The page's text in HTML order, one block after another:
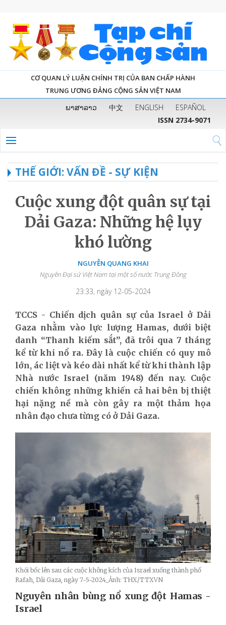
CƠ QUAN LÝ LUẬN CHÍNH TRỊ CỦA BAN CHẤP HÀNH
TRUNG ƯƠNG ĐẢNG CỘNG SẢN VIỆT NAM
ພາສາລາວ 中文 ENGLISH
ESPAÑOL
ISSN 2734-9071
THẾ GIỚI: VẤN ĐỀ - SỰ KIỆN
Cuộc xung đột quân sự tại
Dải Gaza: Những hệ lụy
khó lường
NGUYỄN QUANG KHAI
Nguyên Đại sứ Việt Nam tại một số nước Trung Đông
23:33, ngày 12-05-2024
TCCS - Chiến dịch quân sự của Israel ở Dải
Gaza nhằm vào lực lượng Hamas, dưới biệt
danh “Thanh kiếm sắt”, đã trôi qua 7 tháng
kể từ khi nổ ra. Đây là cuộc chiến có quy mô
lớn, ác liệt và kéo dài nhất kể từ khi thành lập
Nhà nước Israel (năm 1948) đến nay. Cuộc
chiến không những khiến cả hai bên bị thiệt
hại nặng nề mà còn gây ra một thảm họa
nhân đạo chưa từng có ở Dải Gaza.
Khói bốc lên sau các cuộc không kích của Israel xuống thành phố
Rafah, Dải Gaza, ngày 7-5-2024_Ảnh: THX/TTXVN
Nguyên nhân bùng nổ xung đột Hamas -
Israel